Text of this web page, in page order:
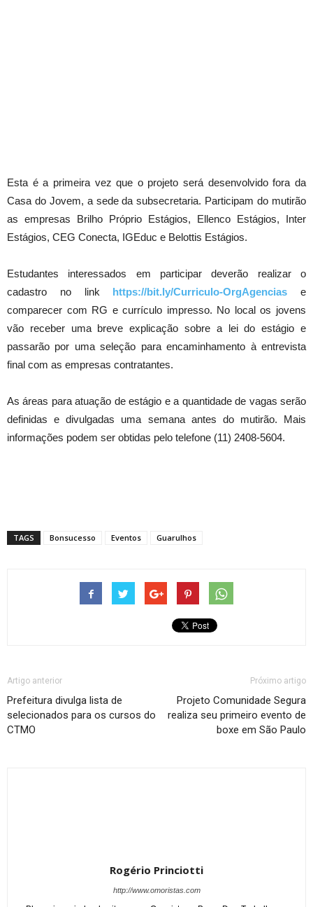
Esta é a primeira vez que o projeto será desenvolvido fora da
Casa do Jovem, a sede da subsecretaria. Participam do mutirão
as empresas Brilho Próprio Estágios, Ellenco Estágios, Inter
Estágios, CEG Conecta, IGEduc e Belottis Estágios.
Estudantes interessados em participar deverão realizar o
cadastro no link https://bit.ly/Curriculo-OrgAgencias e
comparecer com RG e currículo impresso. No local os jovens
vão receber uma breve explicação sobre a lei do estágio e
passarão por uma seleção para encaminhamento à entrevista
final com as empresas contratantes.
As áreas para atuação de estágio e a quantidade de vagas serão
definidas e divulgadas uma semana antes do mutirão. Mais
informações podem ser obtidas pelo telefone (11) 2408-5604.
TAGS Bonsucesso Eventos Guarulhos
Artigo anterior
Prefeitura divulga lista de
selecionados para os cursos do
CTMO
Próximo artigo
Projeto Comunidade Segura
realiza seu primeiro evento de
boxe em São Paulo
Rogério Princiotti
http://www.omoristas.com